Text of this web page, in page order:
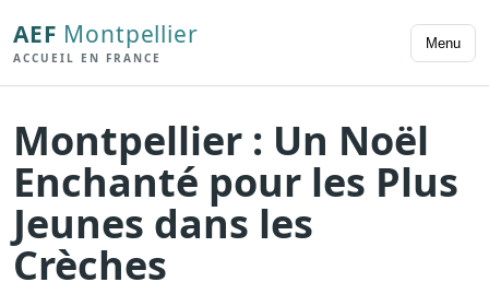
AEF Montpellier
ACCUEIL EN FRANCE
Menu
Montpellier : Un Noël
Enchanté pour les Plus
Jeunes dans les
Crèches